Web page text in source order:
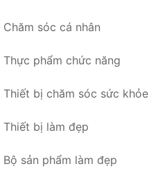
Chăm sóc cá nhân
Thực phẩm chức năng
Thiết bị chăm sóc sức khỏe
Thiết bị làm đẹp
Bộ sản phẩm làm đẹp